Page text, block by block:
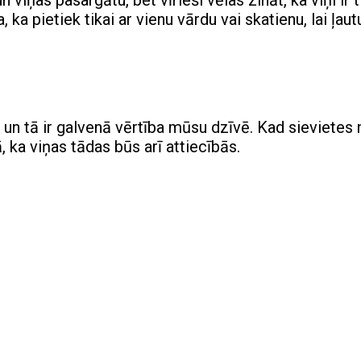
ka pietiek tikai ar vienu vārdu vai skatienu, lai
tā ir galvenā vērtība mūsu dzīvē. Kad sievietes
viņas tādas būs arī attiecībās.